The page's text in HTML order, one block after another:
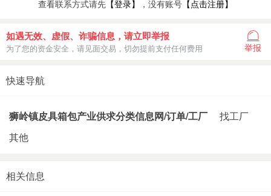
查看联系方式请先 【登录】 ，没有账号 【点击注册】
如遇无效、虚假、诈骗信息，请立即举报
为了您的资金安全，请见面交易，切勿提前支付任何费用 举报
快速导航
狮岭镇皮具箱包产业供求分类信息网/订单/工厂
找工厂
其他
相关信息